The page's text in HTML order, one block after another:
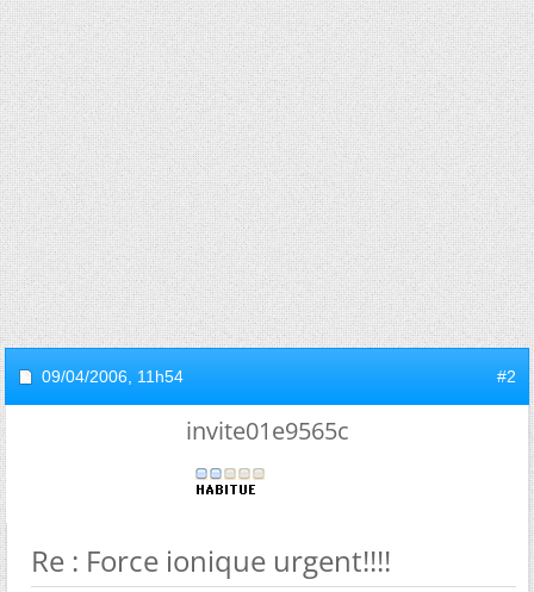
09/04/2006, 11h54 #2
invite01e9565c
Re : Force ionique urgent!!!!